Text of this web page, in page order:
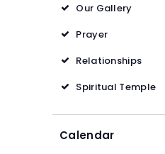
Our Gallery
Prayer
Relationships
Spiritual Temple
Calendar